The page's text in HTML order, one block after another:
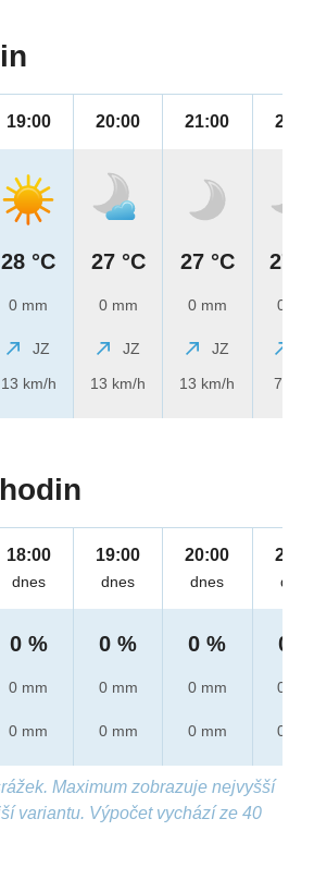
19:00
28 °C
0 mm
JZ
13 km/h
20:00
27 °C
0 mm
JZ
13 km/h
21:00
27 °C
0 mm
JZ
13 km/h
22:00
27 °C
0 mm
7 km/h
18:00
dnes
0 %
0 mm
0 mm
19:00
dnes
0 %
0 mm
0 mm
20:00
dnes
0 %
0 mm
0 mm
21:00
dnes
0 %
0 mm
0 mm
Maximum zobrazuje nejvyšší
variantu. Výpočet vychází ze 40